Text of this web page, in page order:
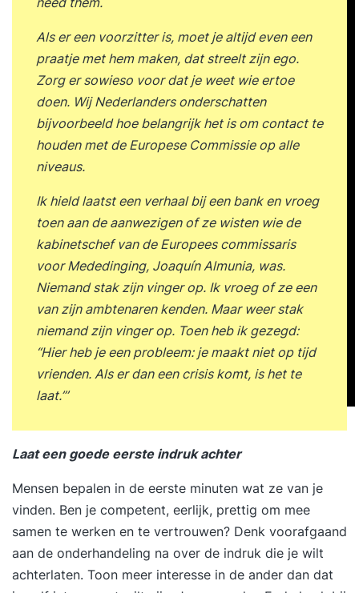
Als er een voorzitter is, moet je altijd even een
praatje met hem maken, dat streelt zijn ego.
Zorg er sowieso voor dat je weet wie ertoe
doen. Wij Nederlanders onderschatten
bijvoorbeeld hoe belangrijk het is om contact te
houden met de Europese Commissie op alle
niveaus.
Ik hield laatst een verhaal bij een bank en vroeg
toen aan de aanwezigen of ze wisten wie de
kabinetschef van de Europees commissaris
voor Mededinging, Joaquín Almunia, was.
Niemand stak zijn vinger op. Ik vroeg of ze een
van zijn ambtenaren kenden. Maar weer stak
niemand zijn vinger op. Toen heb ik gezegd:
“Hier heb je een probleem: je maakt niet op tijd
vrienden. Als er dan een crisis komt, is het te
laat.”’
Laat een goede eerste indruk achter
Mensen bepalen in de eerste minuten wat ze van je
vinden. Ben je competent, eerlijk, prettig om mee
samen te werken en te vertrouwen? Denk voorafgaand
aan de onderhandeling na over de indruk die je wilt
achterlaten. Toon meer interesse in de ander dan dat